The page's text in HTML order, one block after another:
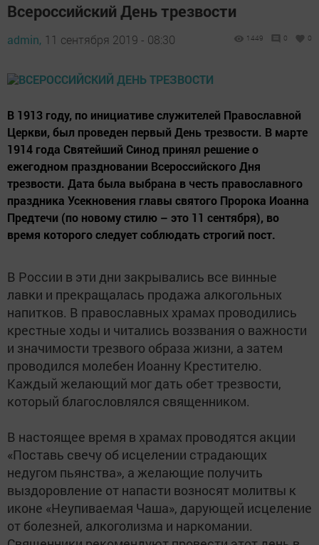
Всероссийский День трезвости
admin, 11 сентября 2019 - 08:30 1449 0 0
В 1913 году, по инициативе служителей Православной
Церкви, был проведен первый День трезвости. В марте
1914 года Святейший Синод принял решение о
ежегодном праздновании Всероссийского Дня
трезвости. Дата была выбрана в честь православного
праздника Усекновения главы святого Пророка Иоанна
Предтечи (по новому стилю – это 11 сентября), во
время которого следует соблюдать строгий пост.
В России в эти дни закрывались все винные
лавки и прекращалась продажа алкогольных
напитков. В православных храмах проводились
крестные ходы и читались воззвания о важности
и значимости трезвого образа жизни, а затем
проводился молебен Иоанну Крестителю.
Каждый желающий мог дать обет трезвости,
который благословлялся священником.
В настоящее время в храмах проводятся акции
«Поставь свечу об исцелении страдающих
недугом пьянства», а желающие получить
выздоровление от напасти возносят молитвы к
иконе «Неупиваемая Чаша», дарующей исцеление
от болезней, алкоголизма и наркомании.